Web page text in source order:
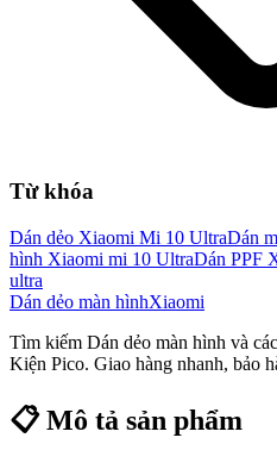
Từ khóa
Dán dẻo Xiaomi Mi 10 UltraDán
hình Xiaomi mi 10 UltraDán PPF
ultra
Dán dẻo màn hìnhXiaomi
Tìm kiếm Dán dẻo màn hình và
Kiện Pico. Giao hàng nhanh, bảo
📋 Mô tả sản phẩm